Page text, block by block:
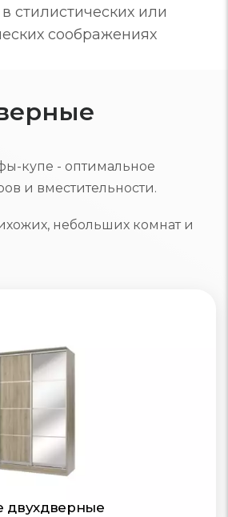
стилистических или
соображениях
купе - оптимальное
и вместительности.
небольших комнат и
двухдверные